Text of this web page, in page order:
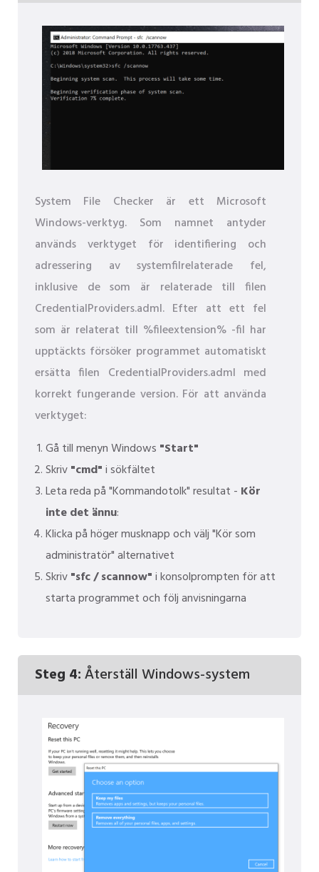
System File Checker är ett Microsoft
Windows-verktyg. Som namnet antyder
används verktyget för identifiering och
adressering av systemfilrelaterade fel,
inklusive de som är relaterade till filen
CredentialProviders.adml. Efter att ett fel
som är relaterat till %fileextension% -fil har
upptäckts försöker programmet automatiskt
ersätta filen CredentialProviders.adml med
korrekt fungerande version. För att använda
verktyget:
Gå till menyn Windows "Start"
Skriv"cmd"i sökfältet
Leta reda på "Kommandotolk" resultat - Kör
inte det ännu:
Klicka på höger musknapp och välj "Kör som
administratör" alternativet
Skriv"sfc / scannow"i konsolprompten för att
starta programmet och följ anvisningarna
Steg 4:Återställ Windows-system